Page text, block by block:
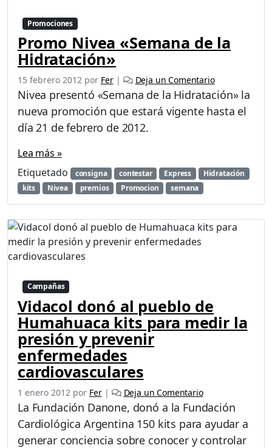
Promociones
Promo Nivea «Semana de la
Hidratación»
15 febrero 2012 por Fer | Deja un Comentario
Nivea presentó «Semana de la Hidratación» la
nueva promoción que estará vigente hasta el
día 21 de febrero de 2012.
Lea más »
Etiquetado
consigna contestar Express
Hidratación
kits
Nivea premios Promocion semana
Campañas
Vidacol donó al pueblo de
Humahuaca kits para medir la
presión y prevenir
enfermedades
cardiovasculares
1 enero 2012 por Fer | Deja un Comentario
La Fundación Danone, donó a la Fundación
Cardiológica Argentina 150 kits para ayudar a
generar conciencia sobre conocer y controlar